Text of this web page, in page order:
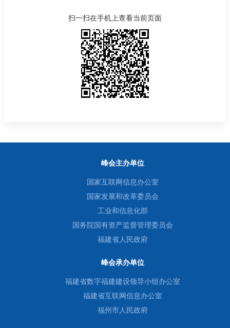
扫一扫在手机上查看当前页面
峰会主办单位
国家互联网信息办公室
国家发展和改革委员会
工业和信息化部
国务院国有资产监督管理委员会
福建省人民政府
峰会承办单位
福建省数字福建建设领导小组办公室
福建省互联网信息办公室
福州市人民政府